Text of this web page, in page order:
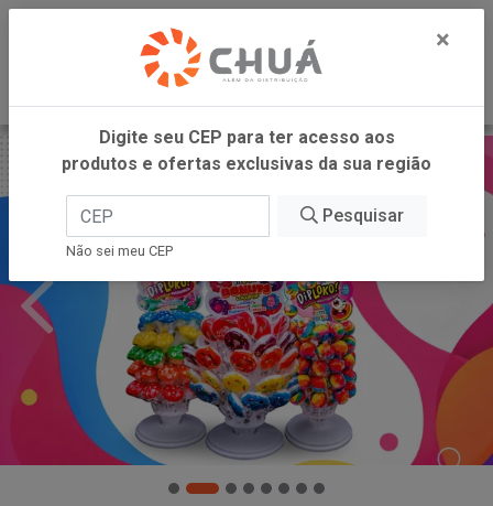
×
Digite seu CEP para ter acesso aos
produtos e ofertas exclusivas da sua região
Pesquisar
Não sei meu CEP